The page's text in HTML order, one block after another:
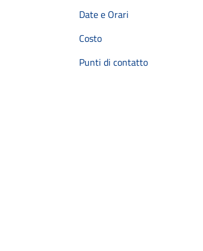
Date e Orari
Costo
Punti di contatto